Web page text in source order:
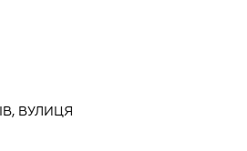
ВУЛИЦЯ